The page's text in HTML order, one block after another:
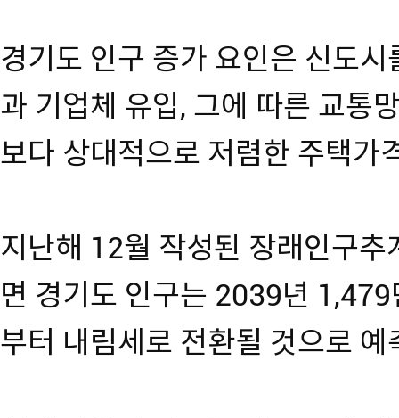
경기도 인구 증가 요인은 신도
과 기업체 유입, 그에 따른 교통
보다 상대적으로 저렴한 주택가
지난해 12월 작성된 장래인구
면 경기도 인구는 2039년
부터 내림세로 전환될 것으로 예